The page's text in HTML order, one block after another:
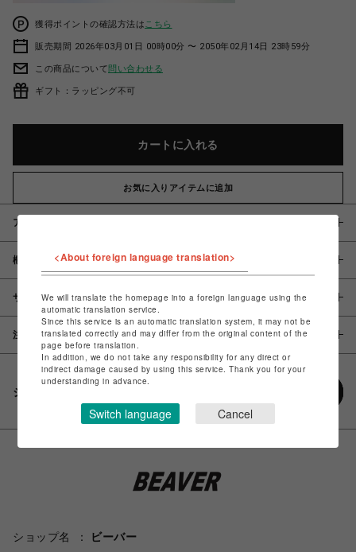
獲得ポイントの確認方法は こちら
販売期間 2026年03月01日 00時00分 〜 2050年02月14日 23時59分
この商品について問い合わせる
ギフト：ラッピング不可
カートに入れる
お気に入りアイテムに追加
アイテム説明 / 素材
概要
サイズ
注意事項
シェアする
ショップ名
ビーバー
<About foreign language translation>
We will translate the homepage into a foreign language using the
automatic translation service.
Since this service is an automatic translation system, it may not be
translated correctly and may differ from the original content of the
page before translation.
In addition, we do not take any responsibility for any direct or
indirect damage caused by using this service. Thank you for your
understanding in advance.
Switch language Cancel